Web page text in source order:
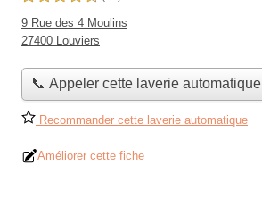
9 Rue des 4 Moulins
27400 Louviers
📞 Appeler cette laverie automatique
Recommander cette laverie automatique
Améliorer cette fiche